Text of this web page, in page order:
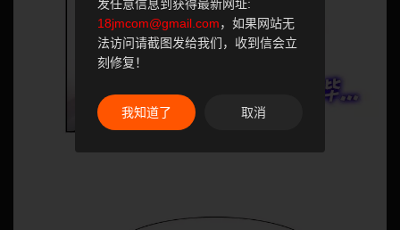
发任意信息到获得最新网址:
18jmcom@gmail.com，如果网站无
法访问请截图发给我们，收到信会立
刻修复！
我知道了 取消